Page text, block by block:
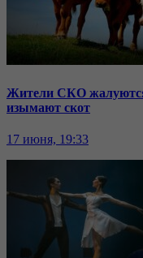
Жители СКО
изымают скот
17 июня, 19:33